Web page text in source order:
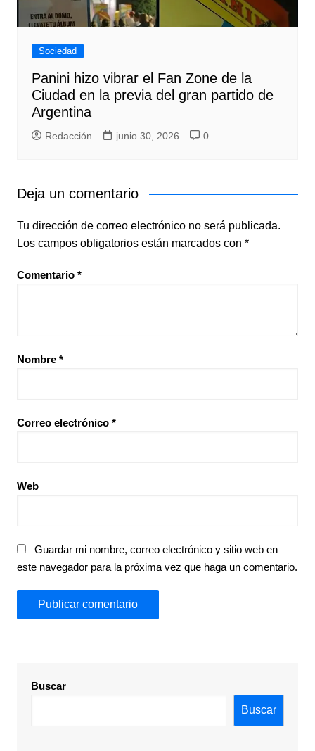
Sociedad
Panini hizo vibrar el Fan Zone de la
Ciudad en la previa del gran partido de
Argentina
Redacción junio 30, 2026 0
Deja un comentario
Tu dirección de correo electrónico no será publicada.
Los campos obligatorios están marcados con *
Comentario *
Nombre *
Correo electrónico *
Web
Guardar mi nombre, correo electrónico y sitio web en
este navegador para la próxima vez que haga un comentario.
Buscar
Buscar